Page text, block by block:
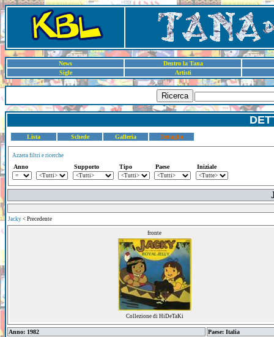
News
Dentro la Tana
Sigle
Artisti
Ricerca
Lista Schede Galleria Dettaglio
Azzera filtri e ricerche
Anno Supporto Tipo Paese Iniziale
Jacky < Precedente
fronte
Collezione di HiDeTaKi
Anno: 1982
Paese: Italia